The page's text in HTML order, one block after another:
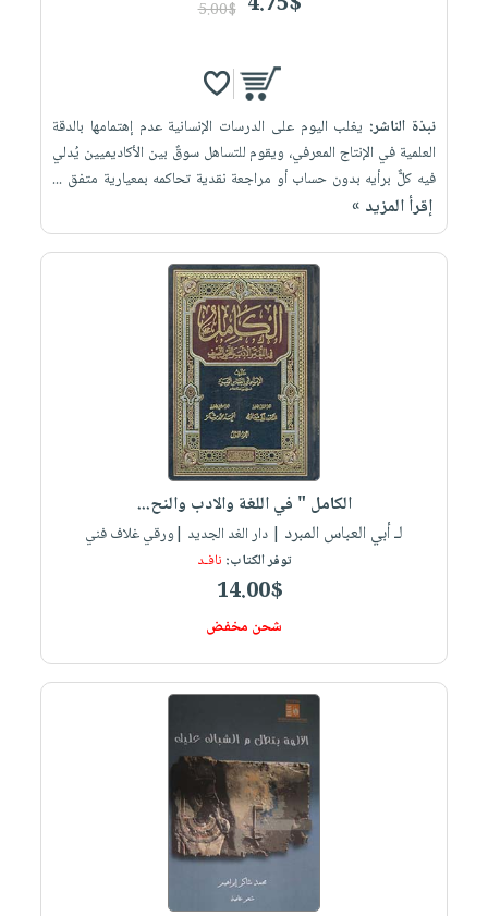
5.00$
نبذة الناشر: يغلب اليوم على الدرسات الإنسانية عدم إهتمامها بالدقة
العلمية في الإنتاج المعرفي، ويقوم للتساهل سوقٌ بين ‏الأكاديميين يُدلي
فيه كلٌّ برأيه بدون حساب أو مراجعة نقدية تحاكمه بمعيارية متفق ...
إقرأ المزيد »
الكامل " في اللغة والادب والنح...
لـ أبي العباس المبرد | دار الغد الجديد |ورقي غلاف فني
توفر الكتاب: نافـد
14.00$
شحن مخفض